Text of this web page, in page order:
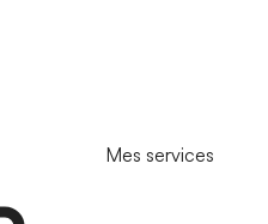
Mes services